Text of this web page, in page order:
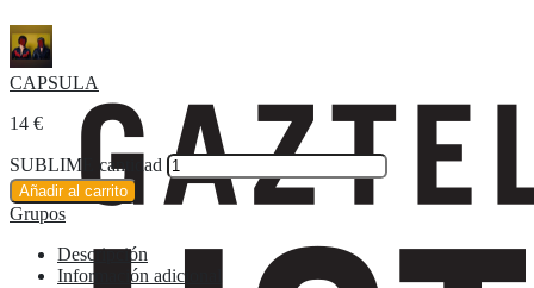
CAPSULA
14 €
SUBLIME cantidad
Añadir al carrito
Grupos
Descripción
Información adicional